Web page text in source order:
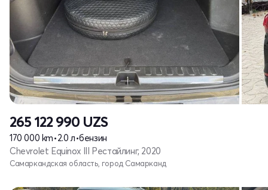
265 122 990 UZS
170 000 km•2.0 л•бензин
Chevrolet Equinox III Рестайлинг, 2020
Самаркандская область, город Самарканд